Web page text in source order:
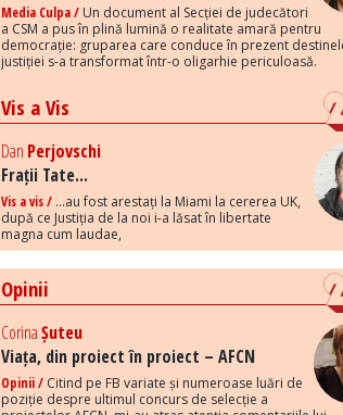
Media Culpa / Un document al Secției de judecători
a CSM a pus în plină lumină o realitate amară pentru
democrație: gruparea care conduce în prezent
justiției s-a transformat într-o oligarhie periculoasă.
Vis a Vis
Dan Perjovschi
Frații Tate...
Vis a vis / ...au fost arestați la Miami la cererea UK,
după ce Justiția de la noi i-a lăsat în libertate
magna cum laudae,
Opinii
CorinaȘuteu
Viața, din proiect în proiect – AFCN
Opinii / Citind pe FB variate și numeroase luări de
poziție despre ultimul concurs de selecție a